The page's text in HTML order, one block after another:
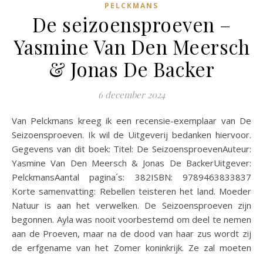
PELCKMANS
De seizoensproeven –
Yasmine Van Den Meersch
& Jonas De Backer
6 december 2024
Van Pelckmans kreeg ik een recensie-exemplaar van De
Seizoensproeven. Ik wil de Uitgeverij bedanken hiervoor.
Gegevens van dit boek: Titel: De SeizoensproevenAuteur:
Yasmine Van Den Meersch & Jonas De BackerUitgever:
PelckmansAantal pagina´s: 382ISBN: 9789463833837
Korte samenvatting: Rebellen teisteren het land. Moeder
Natuur is aan het verwelken. De Seizoensproeven zijn
begonnen. Ayla was nooit voorbestemd om deel te nemen
aan de Proeven, maar na de dood van haar zus wordt zij
de erfgename van het Zomer koninkrijk. Ze zal moeten